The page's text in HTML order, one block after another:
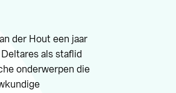
der Hout een jaar
als staflid
onderwerpen die